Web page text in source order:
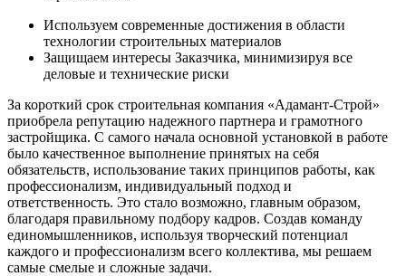
Используем современные достижения в области
технологии строительных материалов
Защищаем интересы Заказчика, минимизируя все
деловые и технические риски
За короткий срок строительная компания «Адамант-Строй»
приобрела репутацию надежного партнера и грамотного
застройщика. С самого начала основной установкой в работе
было качественное выполнение принятых на себя
обязательств, использование таких принципов работы, как
профессионализм, индивидуальный подход и
ответственность. Это стало возможно, главным образом,
благодаря правильному подбору кадров. Создав команду
единомышленников, используя творческий потенциал
каждого и профессионализм всего коллектива, мы решаем
самые смелые и сложные задачи.